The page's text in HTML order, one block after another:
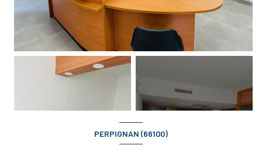
PERPIGNAN (66100)